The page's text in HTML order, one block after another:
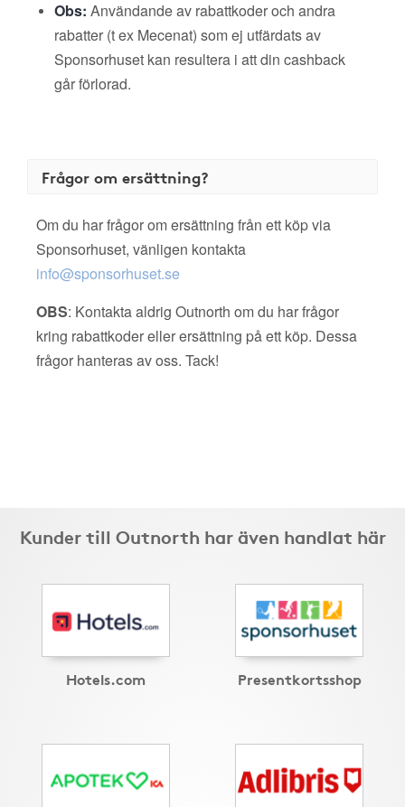
Obs: Användande av rabattkoder och andra
rabatter (t ex Mecenat) som ej utfärdats av
Sponsorhuset kan resultera i att din cashback
går förlorad.
Frågor om ersättning?
Om du har frågor om ersättning från ett köp via
Sponsorhuset, vänligen kontakta
info@sponsorhuset.se
OBS: Kontakta aldrig Outnorth om du har frågor
kring rabattkoder eller ersättning på ett köp. Dessa
frågor hanteras av oss. Tack!
Kunder till Outnorth har även handlat här
Hotels.com Presentkortsshop